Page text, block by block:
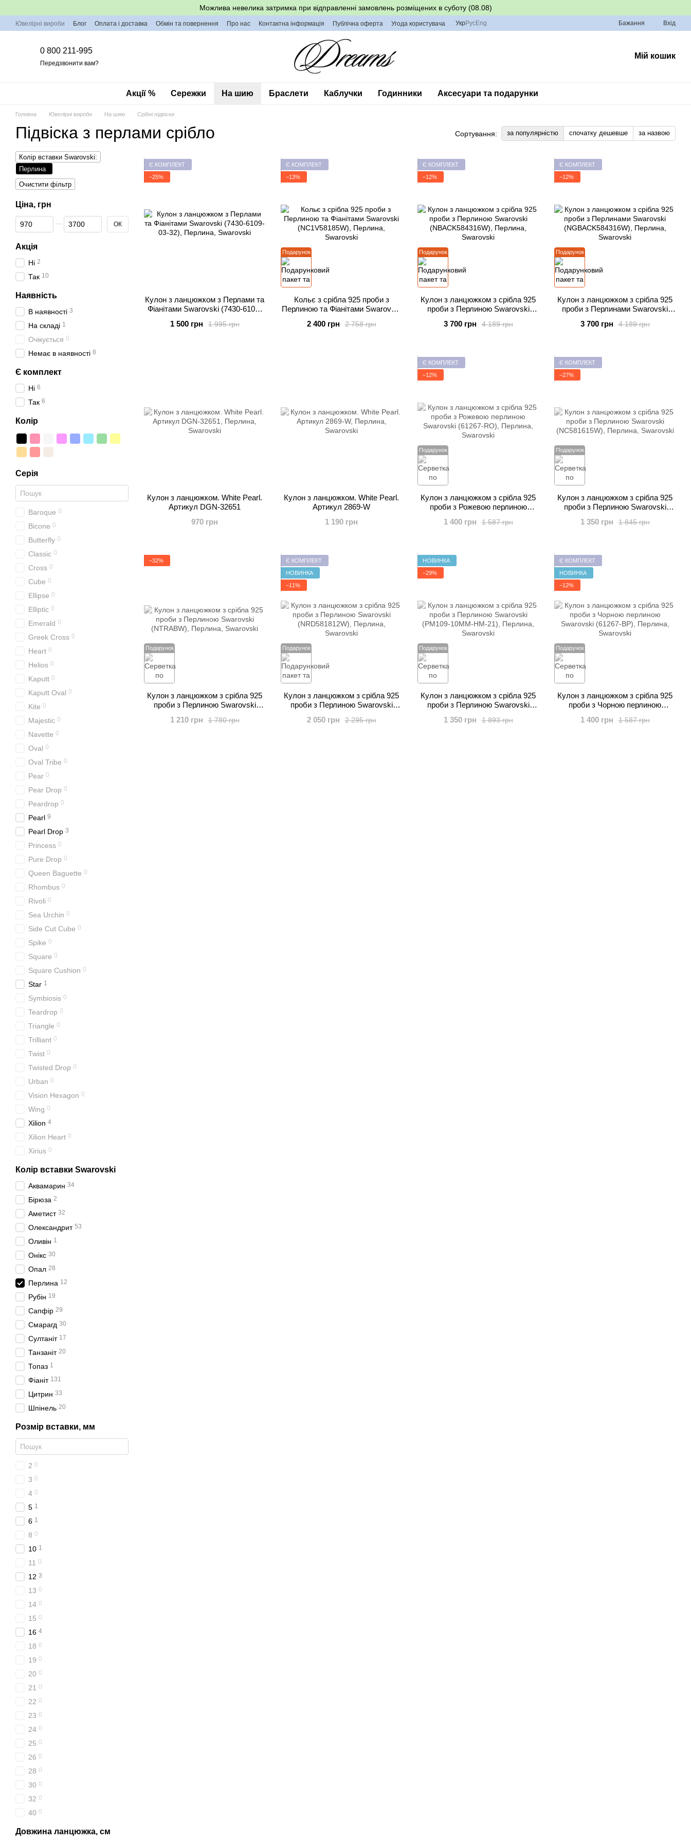
Можлива невелика затримка при відправленні замовлень розміщених в суботу (08.08)
Ювелірні вироби Блог Оплата і доставка Обмін та повернення Про нас Контактна інформація Публічна оферта Угода користувача УкрРусEng Бажання Вхід
0 800 211-995
Передзвонити вам?
Мій кошик
Акції % Сережки На шию Браслети Каблучки Годинники Аксесуари та подарунки
Головна Ювелірні вироби На шию Срібні підвіски
Підвіска з перлами срібло Сортування: за популярністю спочатку дешевше за назвою
Є КОМПЛЕКТ
−25%
Кулон з ланцюжком з Перлами та
Фіанітами Swarovski (7430-6109-
1 995 грн
1 500 грн
Подарунок
Є КОМПЛЕКТ
−13%
Кольє з срібла 925 проби з
Перлиною та Фіанітами Swarovski
2 758 грн
2 400 грн
Подарунок
Є КОМПЛЕКТ
−12%
Кулон з ланцюжком з срібла 925
проби з Перлиною Swarovski
4 189 грн
3 700 грн
Подарунок
Є КОМПЛЕКТ
−12%
Кулон з ланцюжком з срібла 925
проби з Перлинами Swarovski
4 189 грн
3 700 грн
Кулон з ланцюжком. White Pearl.
Артикул DGN-32651
970 грн
Кулон з ланцюжком. White Pearl.
Артикул 2869-W
1 190 грн
Подарунок
Є КОМПЛЕКТ
−12%
Кулон з ланцюжком з срібла 925
проби з Рожевою перлиною
1 587 грн
1 400 грн
Подарунок
Є КОМПЛЕКТ
−27%
Кулон з ланцюжком з срібла 925
проби з Перлиною Swarovski
1 845 грн
1 350 грн
Подарунок
−32%
Кулон з ланцюжком з срібла 925
проби з Перлиною Swarovski
1 780 грн
1 210 грн
Подарунок
Є КОМПЛЕКТ
НОВИНКА
−11%
Кулон з ланцюжком з срібла 925
проби з Перлиною Swarovski
2 295 грн
2 050 грн
Подарунок
НОВИНКА
−29%
Кулон з ланцюжком з срібла 925
проби з Перлиною Swarovski
1 893 грн
1 350 грн
Подарунок
Є КОМПЛЕКТ
НОВИНКА
−12%
Кулон з ланцюжком з срібла 925
проби з Чорною перлиною
1 587 грн
1 400 грн
Колір вставки Swarovski:
Перлина
Очистити фільтр
Ціна, грн
Від Ціна, грн
До Ціна, грн ОК
Акція
Ні 2
Так 10
Наявність
В наявності 3
На складі 1
Очікується 0
Немає в наявності 8
Є комплект
Ні 6
Так 6
Колір
Серія
Baroque 0
Bicone 0
Butterfly 0
Classic 0
Cross 0
Cube 0
Ellipse 0
Elliptic 0
Emerald 0
Greek Cross 0
Heart 0
Helios 0
Kaputt 0
Kaputt Oval 0
Kite 0
Majestic 0
Navette 0
Oval 0
Oval Tribe 0
Pear 0
Pear Drop 0
Peardrop 0
Pearl 9
Pearl Drop 3
Princess 0
Pure Drop 0
Queen Baguette 0
Rhombus 0
Rivoli 0
Sea Urchin 0
Side Cut Cube 0
Spike 0
Square 0
Square Cushion 0
Star 1
Symbiosis 0
Teardrop 0
Triangle 0
Trilliant 0
Twist 0
Twisted Drop 0
Urban 0
Vision Hexagon 0
Wing 0
Xilion 4
Xilion Heart 0
Xirius 0
Колір вставки Swarovski
Аквамарин 34
Бірюза 2
Аметист 32
Олександрит 53
Оливін 1
Онікс 30
Опал 28
Перлина 12
Рубін 19
Сапфір 29
Смарагд 30
Султаніт 17
Танзаніт 20
Топаз 1
Фіаніт 131
Цитрин 33
Шпінель 20
Розмір вставки, мм
2 0
3 0
4 0
5 1
6 1
8 0
10 1
11 0
12 3
13 0
14 0
15 0
16 4
18 0
19 0
20 0
21 0
22 0
23 0
24 0
25 0
26 0
28 0
30 0
32 0
40 0
Довжина ланцюжка, см